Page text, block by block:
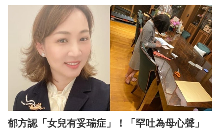
郁方認「女兒有妥瑞症」！「罕吐為母心聲」